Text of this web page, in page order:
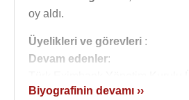
oy aldı.
Üyelikleri ve görevleri :
Devam edenler:
Türk Hava Yolları (THY)
Biyografinin devamı ››